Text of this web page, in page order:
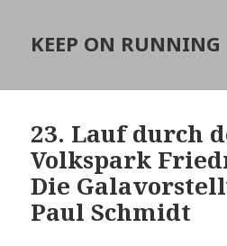
KEEP ON RUNNING
23. Lauf durch
Volkspark
Die
Paul Schmidt